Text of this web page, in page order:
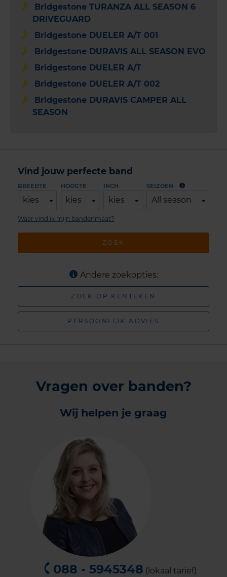
Bridgestone TURANZA ALL SEASON 6
DRIVEGUARD
Bridgestone DUELER A/T 001
Bridgestone DURAVIS ALL SEASON EVO
Bridgestone DUELER A/T
Bridgestone DUELER A/T 002
Bridgestone DURAVIS CAMPER ALL
SEASON
Vind jouw perfecte band
BREEDTE
kies
HOOGTE
kies
INCH
kies
SEIZOEN
All season
ZOEK
Waar vind ik mijn bandenmaat?
Andere zoekopties:
ZOEK OP KENTEKEN
PERSOONLIJK ADVIES
Vragen over banden?
Wij helpen je graag
088 - 5945348 (lokaal tarief)